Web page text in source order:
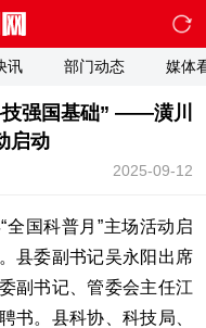
讯 部门动态 媒体
技强国基础” ——潢川
启动
2025-09-12
国科普月”主场活动启
县委副书记吴永阳出席
副书记、管委会主任江
书。县科协、科技局、